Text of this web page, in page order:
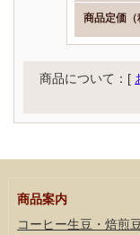
商品定価（
商品について：[
商品案内
コーヒー生豆・焙煎